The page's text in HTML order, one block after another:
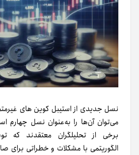
نسل جدیدی از استیبل کوین های
می‌توان آن‌ها را به‌عنوان نسل چهارم
برخی از تحلیلگران معتقدند که
الگوریتمی با مشکلات و خطراتی برای